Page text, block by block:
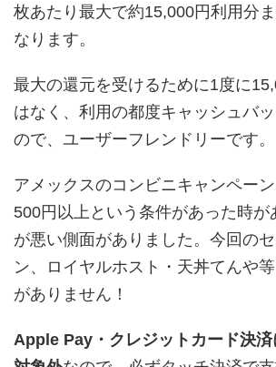
枚あたり最大で約15,000円利用分
なります。
最大の還元を受けるために1度に
はなく、利用の都度キャッシュバ
ので、ユーザーフレンドリーです。
アメックスのコンビニキャンペー
500円以上という条件があった時が
が悪い側面がありました。今回の
ン、ロイヤルホスト・天丼てんや
がありません！
Apple Pay・クレジットカード決